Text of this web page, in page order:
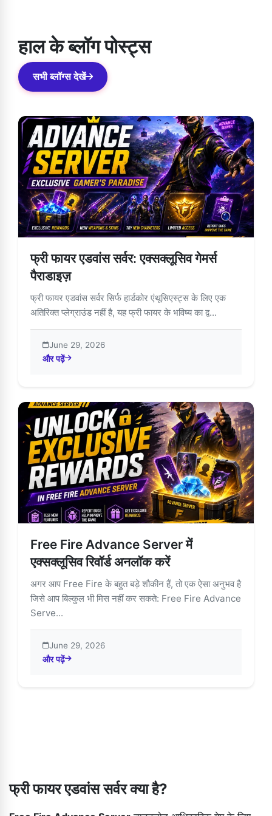
हाल के ब्लॉग पोस्ट्स
सभी ब्लॉग्स देखें
फ्री फायर एडवांस सर्वर: एक्सक्लूसिव गेमर्स
पैराडाइज़
फ्री फायर एडवांस सर्वर सिर्फ हार्डकोर एंथूसिएस्ट्स के लिए एक
अतिरिक्त प्लेग्राउंड नहीं है, यह फ्री फायर के भविष्य का द्व...
June 29, 2026
और पढ़ें
about फ्री फायर एडवांस सर्वर: एक्सक्लूसिव गेमर्स पैराडाइज़
Free Fire Advance Server में
एक्सक्लूसिव रिवॉर्ड अनलॉक करें
अगर आप Free Fire के बहुत बड़े शौकीन हैं, तो एक ऐसा अनुभव है
जिसे आप बिल्कुल भी मिस नहीं कर सकते: Free Fire Advance
Serve...
June 29, 2026
और पढ़ें
about Free Fire Advance Server में एक्सक्लूसिव रिवॉर्ड अनलॉक
फ्री फायर एडवांस सर्वर क्या है?